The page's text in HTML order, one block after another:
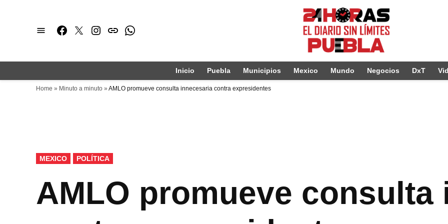
Facebook
TwitterInstagram
issuuWhatsapp
Inicio Puebla Municipios Mexico Mundo Negocios DxT
Home » Minuto a minuto » AMLO promueve consulta innecesaria contra expresidentes
PUBLICADO
EN
MEXICO POLÍTICA
AMLO promueve consulta